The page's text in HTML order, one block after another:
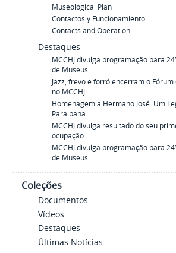
Museological Plan
Contactos y Funcionamiento
Contacts and Operation
Destaques
MCCHJ divulga programação para
de Museus
Jazz, frevo e forró encerram o Fórum
no MCCHJ
Homenagem a Hermano José: Um
Paraibana
MCCHJ divulga resultado do seu
ocupação
MCCHJ divulga programação para
de Museus.
Coleções
Documentos
Vídeos
Destaques
Últimas Notícias